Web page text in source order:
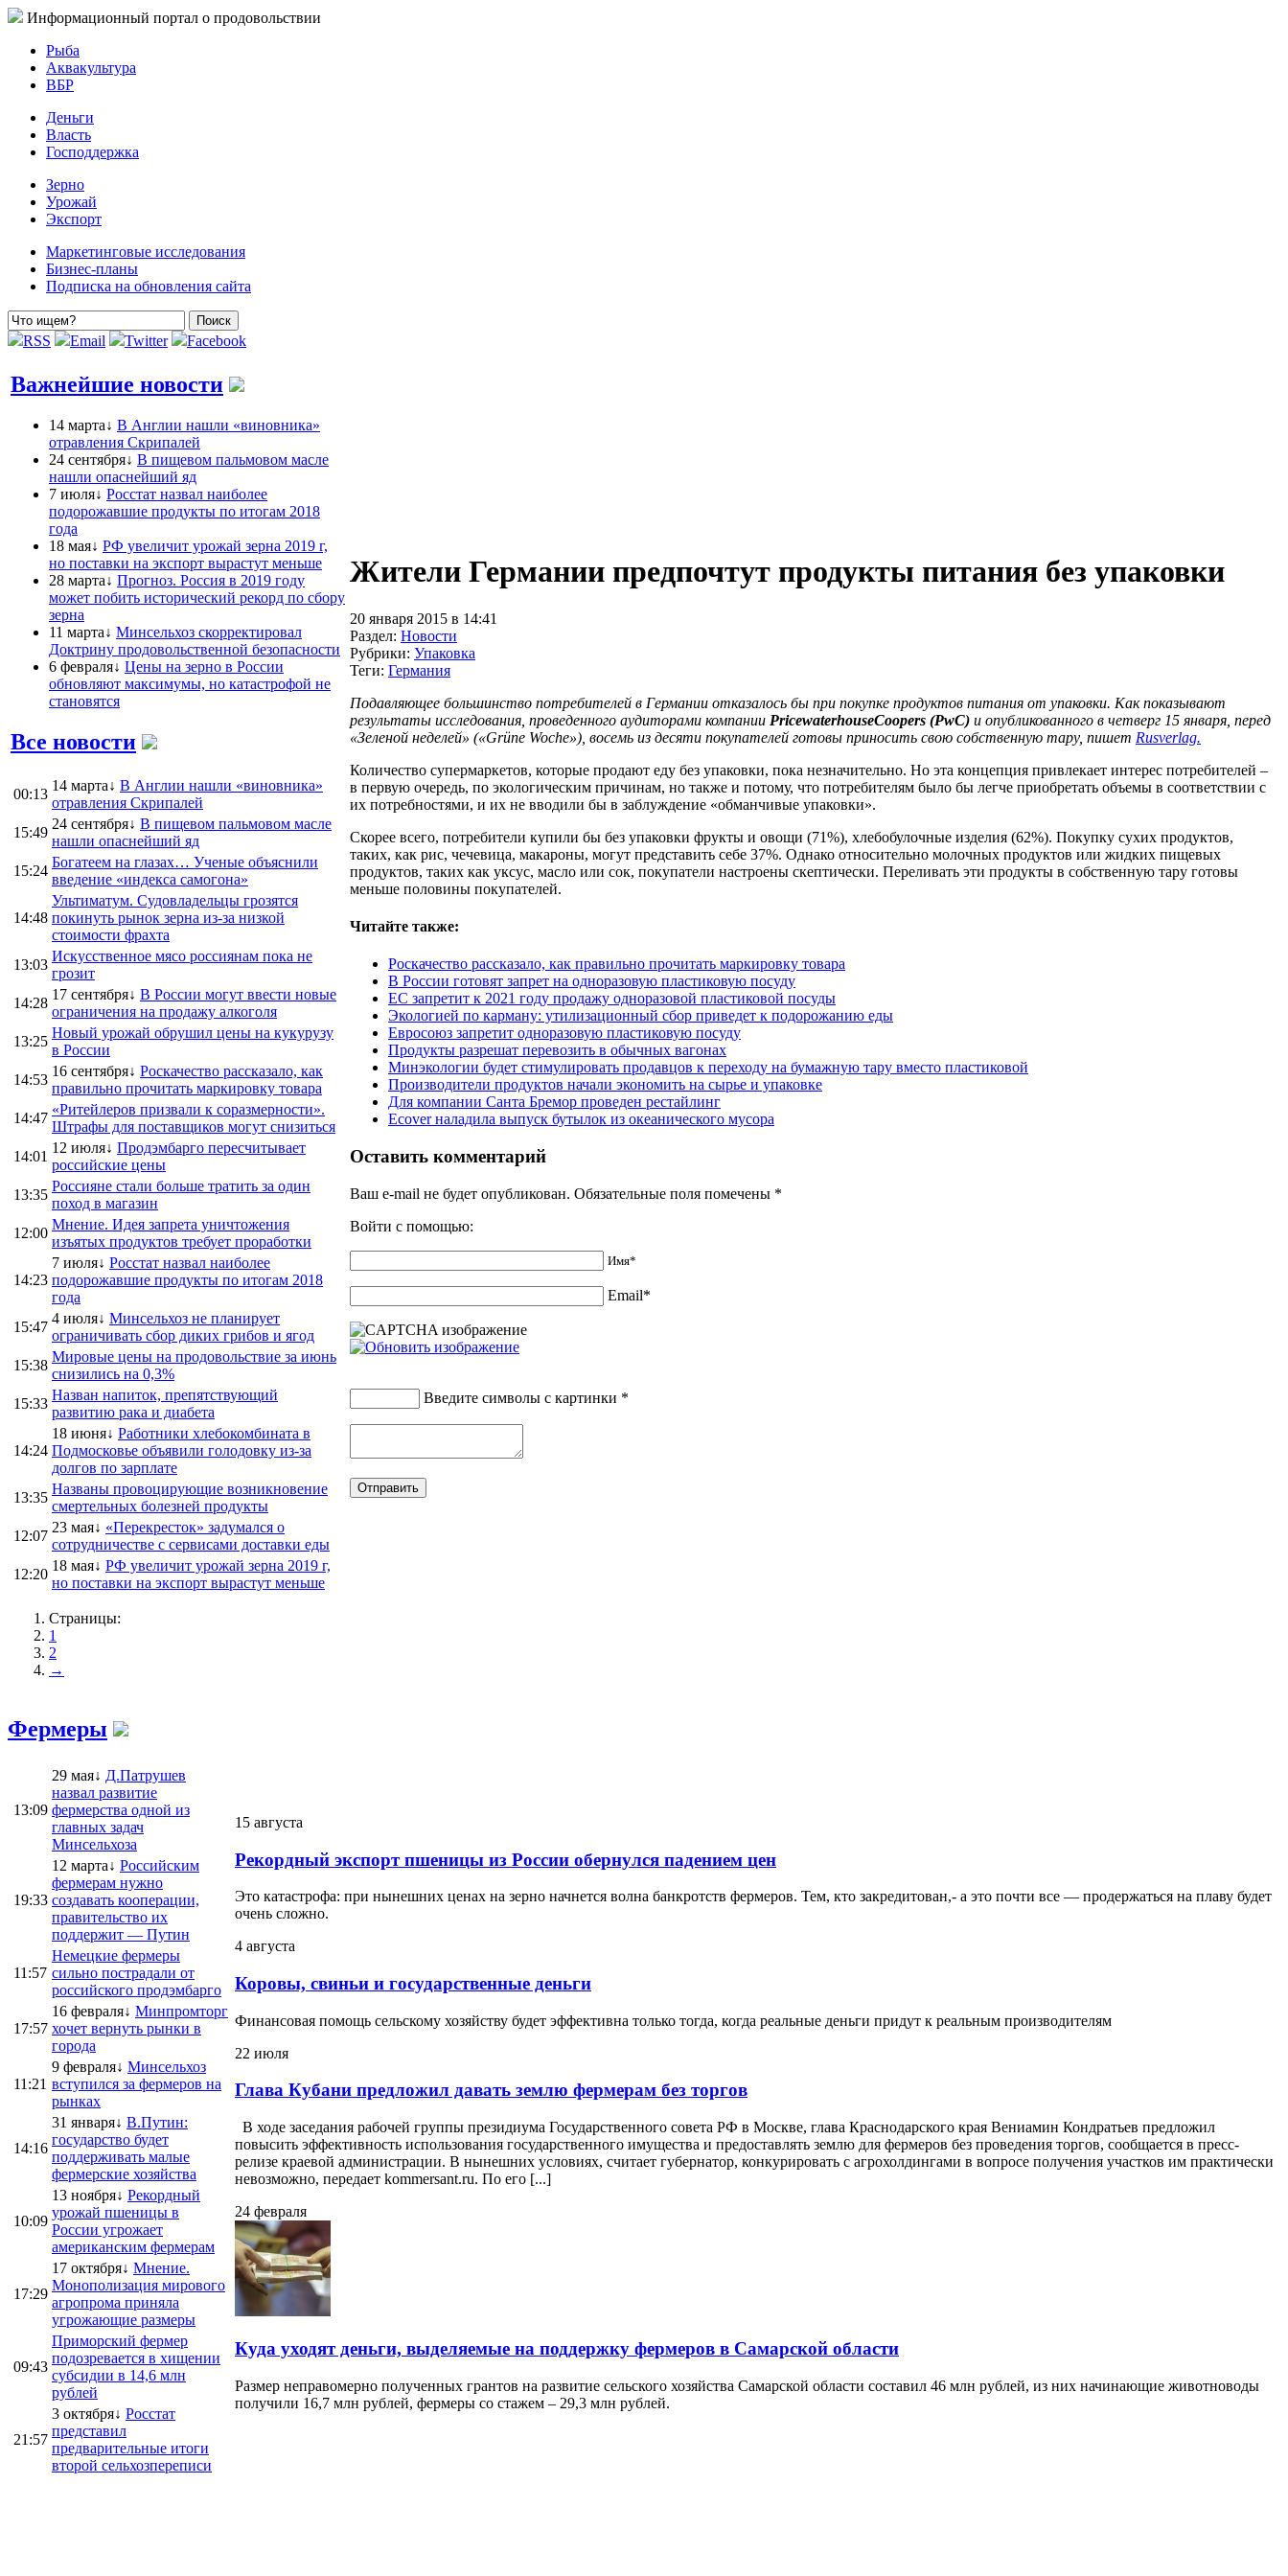
Информационный портал о продовольствии
Рыба
Аквакультура
ВБР
Деньги
Власть
Господдержка
Зерно
Урожай
Экспорт
Маркетинговые исследования
Бизнес-планы
Подписка на обновления сайта
RSS Email Twitter Facebook
Важнейшие новости
14 марта↓ В Англии нашли «виновника»
отравления Скрипалей
24 сентября↓ В пищевом пальмовом масле
нашли опаснейший яд
7 июля↓ Росстат назвал наиболее
подорожавшие продукты по итогам 2018
года
18 мая↓ РФ увеличит урожай зерна 2019 г,
но поставки на экспорт вырастут меньше
28 марта↓ Прогноз. Россия в 2019 году
может побить исторический рекорд по сбору
зерна
11 марта↓ Минсельхоз скорректировал
Доктрину продовольственной безопасности
6 февраля↓ Цены на зерно в России
обновляют максимумы, но катастрофой не
становятся
Все новости
00:13
14 марта↓ В Англии нашли «виновника»
отравления Скрипалей
15:49
24 сентября↓ В пищевом пальмовом масле
нашли опаснейший яд
15:24
Богатеем на глазах… Ученые объяснили
введение «индекса самогона»
14:48
Ультиматум. Судовладельцы грозятся
покинуть рынок зерна из-за низкой
стоимости фрахта
13:03
Искусственное мясо россиянам пока не
грозит
14:28
17 сентября↓ В России могут ввести новые
ограничения на продажу алкоголя
13:25
Новый урожай обрушил цены на кукурузу
в России
14:53
16 сентября↓ Роскачество рассказало, как
правильно прочитать маркировку товара
14:47
«Ритейлеров призвали к соразмерности».
Штрафы для поставщиков могут снизиться
14:01
12 июля↓ Продэмбарго пересчитывает
российские цены
13:35
Россияне стали больше тратить за один
поход в магазин
12:00
Мнение. Идея запрета уничтожения
изъятых продуктов требует проработки
14:23
7 июля↓ Росстат назвал наиболее
подорожавшие продукты по итогам 2018
года
15:47
4 июля↓ Минсельхоз не планирует
ограничивать сбор диких грибов и ягод
15:38
Мировые цены на продовольствие за июнь
снизились на 0,3%
15:33
Назван напиток, препятствующий
развитию рака и диабета
14:24
18 июня↓ Работники хлебокомбината в
Подмосковье объявили голодовку из-за
долгов по зарплате
13:35
Названы провоцирующие возникновение
смертельных болезней продукты
12:07
23 мая↓ «Перекресток» задумался о
сотрудничестве с сервисами доставки еды
12:20
18 мая↓ РФ увеличит урожай зерна 2019 г,
но поставки на экспорт вырастут меньше
Страницы:
1
2
→
Жители Германии предпочтут продукты питания без упаковки
20 января 2015 в 14:41
Раздел: Новости
Рубрики: Упаковка
Теги: Германия
Подавляющее большинство потребителей в Германии отказалось бы при покупке продуктов питания от упаковки. Как показывают
результаты исследования, проведенного аудиторами компании PricewaterhouseCoopers (PwC) и опубликованного в четверг 15 января, перед
«Зеленой неделей» («Grüne Woche»), восемь из десяти покупателей готовы приносить свою собственную тару, пишет Rusverlag.
Количество супермаркетов, которые продают еду без упаковки, пока незначительно. Но эта концепция привлекает интерес потребителей –
в первую очередь, по экологическим причинам, но также и потому, что потребителям было бы легче приобретать объемы в соответствии с
их потребностями, и их не вводили бы в заблуждение «обманчивые упаковки».
Скорее всего, потребители купили бы без упаковки фрукты и овощи (71%), хлебобулочные изделия (62%). Покупку сухих продуктов,
таких, как рис, чечевица, макароны, могут представить себе 37%. Однако относительно молочных продуктов или жидких пищевых
продуктов, таких как уксус, масло или сок, покупатели настроены скептически. Переливать эти продукты в собственную тару готовы
меньше половины покупателей.
Читайте также:
Роскачество рассказало, как правильно прочитать маркировку товара
В России готовят запрет на одноразовую пластиковую посуду
ЕС запретит к 2021 году продажу одноразовой пластиковой посуды
Экологией по карману: утилизационный сбор приведет к подорожанию еды
Евросоюз запретит одноразовую пластиковую посуду
Продукты разрешат перевозить в обычных вагонах
Минэкологии будет стимулировать продавцов к переходу на бумажную тару вместо пластиковой
Производители продуктов начали экономить на сырье и упаковке
Для компании Санта Бремор проведен рестайлинг
Ecover наладила выпуск бутылок из океанического мусора
Оставить комментарий
Ваш e-mail не будет опубликован. Обязательные поля помечены *
Войти с помощью:
Имя*
Email*
Введите символы с картинки *
Фермеры
13:09
29 мая↓ Д.Патрушев
назвал развитие
фермерства одной из
главных задач
Минсельхоза
19:33
12 марта↓ Российским
фермерам нужно
создавать кооперации,
правительство их
поддержит — Путин
11:57
Немецкие фермеры
сильно пострадали от
российского продэмбарго
17:57
16 февраля↓ Минпромторг
хочет вернуть рынки в
города
11:21
9 февраля↓ Минсельхоз
вступился за фермеров на
рынках
14:16
31 января↓ В.Путин:
государство будет
поддерживать малые
фермерские хозяйства
10:09
13 ноября↓ Рекордный
урожай пшеницы в
России угрожает
американским фермерам
17:29
17 октября↓ Мнение.
Монополизация мирового
агропрома приняла
угрожающие размеры
09:43
Приморский фермер
подозревается в хищении
субсидии в 14,6 млн
рублей
21:57
3 октября↓ Росстат
представил
предварительные итоги
второй сельхозпереписи
15 августа
Рекордный экспорт пшеницы из России обернулся падением цен
Это катастрофа: при нынешних ценах на зерно начнется волна банкротств фермеров. Тем, кто закредитован,- а это почти все — продержаться на плаву будет
очень сложно.
4 августа
Коровы, свиньи и государственные деньги
Финансовая помощь сельскому хозяйству будет эффективна только тогда, когда реальные деньги придут к реальным производителям
22 июля
Глава Кубани предложил давать землю фермерам без торгов
В ходе заседания рабочей группы президиума Государственного совета РФ в Москве, глава Краснодарского края Вениамин Кондратьев предложил
повысить эффективность использования государственного имущества и предоставлять землю для фермеров без проведения торгов, сообщается в пресс-
релизе краевой администрации. В нынешних условиях, считает губернатор, конкурировать с агрохолдингами в вопросе получения участков им практически
невозможно, передает kommersant.ru. По его [...]
24 февраля
Куда уходят деньги, выделяемые на поддержку фермеров в Самарской области
Размер неправомерно полученных грантов на развитие сельского хозяйства Самарской области составил 46 млн рублей, из них начинающие животноводы
получили 16,7 млн рублей, фермеры со стажем – 29,3 млн рублей.